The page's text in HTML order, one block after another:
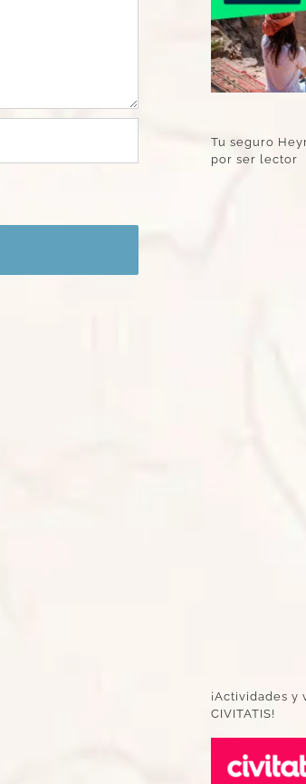
Tu seguro
por ser lector
¡Actividades y
CIVITATIS!